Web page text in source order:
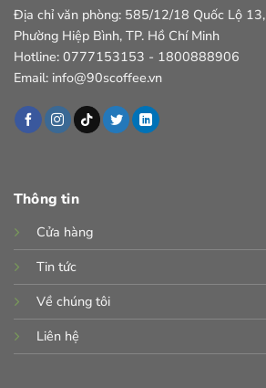
Địa chỉ văn phòng: 585/12/18 Quốc Lộ 13,
Phường Hiệp Bình, TP. Hồ Chí Minh
Hotline: 0777153153 - 1800888906
Email: info@90scoffee.vn
Thông tin
Cửa hàng
Tin tức
Về chúng tôi
Liên hệ